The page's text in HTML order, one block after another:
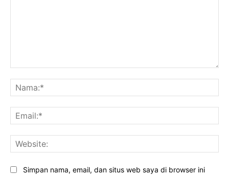
Simpan nama, email, dan situs web saya di browser ini